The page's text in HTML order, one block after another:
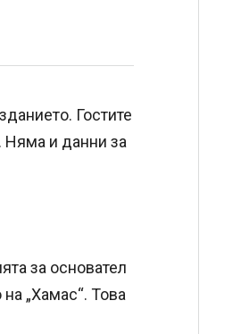
Гостите
Няма и данни за
за основател
„Хамас“. Това